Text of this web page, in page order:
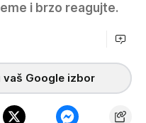
i brzo reagujte.
vaš Google izbor